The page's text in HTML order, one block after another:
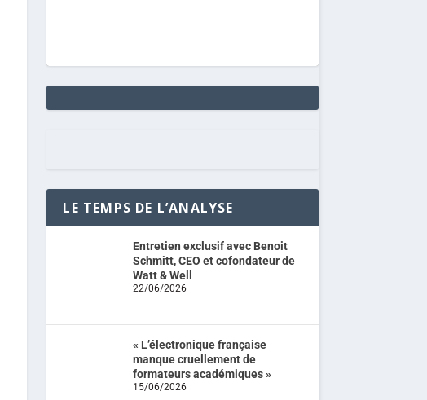
LE TEMPS DE L’ANALYSE
Entretien exclusif avec Benoit
Schmitt, CEO et cofondateur de
Watt & Well
22/06/2026
« L’électronique française
manque cruellement de
formateurs académiques »
15/06/2026